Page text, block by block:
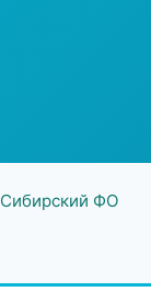
Сибирский ФО